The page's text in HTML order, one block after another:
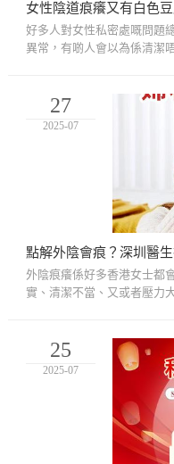
女性陰道痕癢又有白色
好多人對女性私密處嘅問題
異常，有啲人會以為係清潔
27
2025-07
點解外陰會痕？深圳醫
外陰痕癢係好多香港女士都
實、清潔不當、又或者壓力
25
2025-07